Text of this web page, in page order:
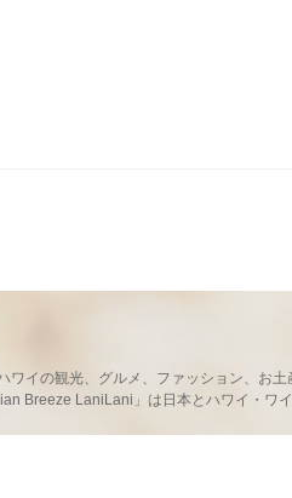
イの観光、グルメ、ファッション、お
Breeze LaniLani」は日本とハワイ・ワ